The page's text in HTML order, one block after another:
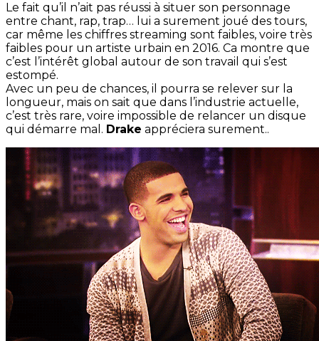
Le fait qu’il n’ait pas réussi à situer son personnage
entre chant, rap, trap… lui a surement joué des tours,
car même les chiffres streaming sont faibles, voire très
faibles pour un artiste urbain en 2016. Ca montre que
c’est l’intérêt global autour de son travail qui s’est
estompé.
Avec un peu de chances, il pourra se relever sur la
longueur, mais on sait que dans l’industrie actuelle,
c’est très rare, voire impossible de relancer un disque
qui démarre mal. Drake appréciera surement..